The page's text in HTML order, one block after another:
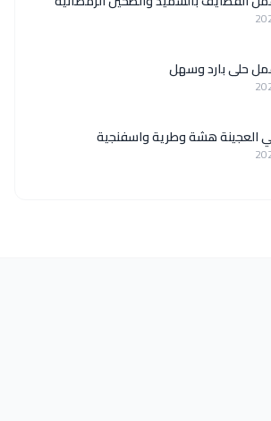
حلى بارد وسهل
العجينة هشة وطرية واسفنجية